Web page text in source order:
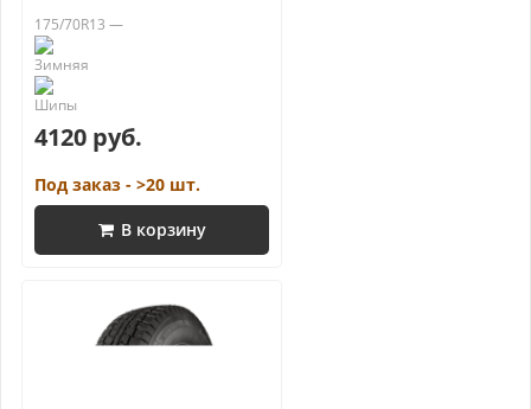
175/70R13 —
4120 руб.
Под заказ - >20 шт.
В корзину